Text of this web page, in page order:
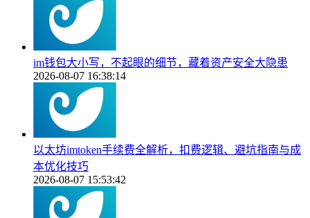
im钱包大小写，不起眼的细节，藏着资产安全大隐患
2026-08-07 16:38:14
以太坊imtoken手续费全解析，扣费逻辑、避坑指南与成
本优化技巧
2026-08-07 15:53:42